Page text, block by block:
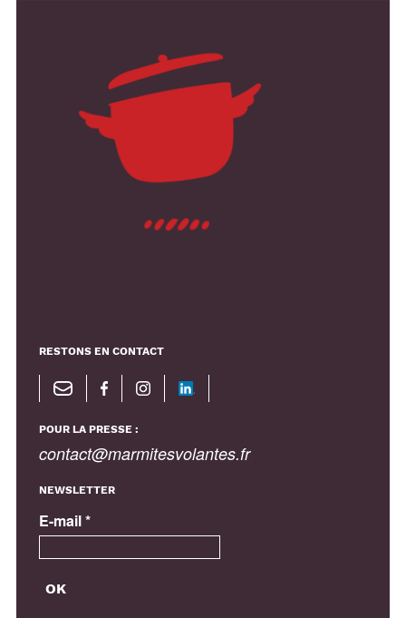
RESTONS EN CONTACT
POUR LA PRESSE :
contact@marmitesvolantes.fr
NEWSLETTER
E-mail*